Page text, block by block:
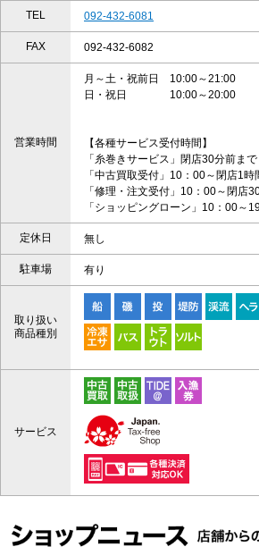
TEL 092-432-6081
FAX 092-432-6082
営業時間
月～土・祝前日 10:00～21:00
日・祝日 10:00～20:00
【各種サービス受付時間】
「糸巻きサービス」閉店30分前まで
「中古買取受付」10：00～閉店1時
「修理・注文受付」10：00～閉店
「ショッピングローン」10：00～
定休日 無し
駐車場 有り
取り扱い
商品種別
サービス